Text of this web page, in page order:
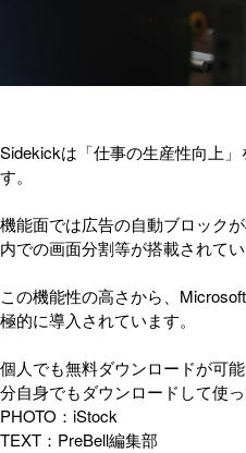
Sidekickは「仕事の生産性向上
す。
機能面では広告の自動ブロック
内での画面分割等が搭載されてい
この機能性の高さから、
極的に導入されています。
個人でも無料ダウンロードが可
分自身でもダウンロードして使っ
PHOTO：iStock
TEXT：PreBell編集部